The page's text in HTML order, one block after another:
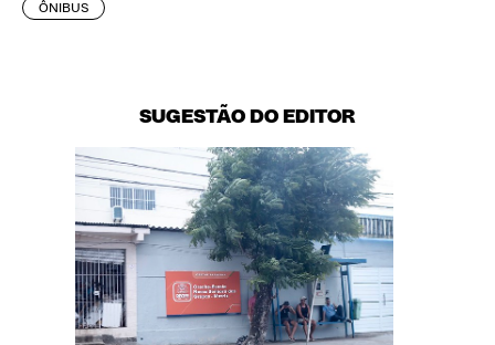
ÔNIBUS
SUGESTÃO DO EDITOR